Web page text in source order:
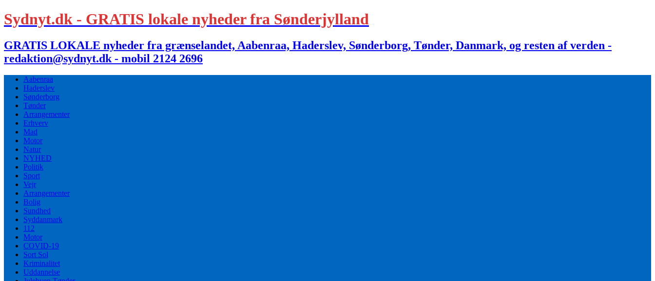
Sydnyt.dk - GRATIS lokale nyheder fra Sønderjylland
GRATIS LOKALE nyheder fra grænselandet, Aabenraa, Haderslev, Sønderborg, Tønder, Danmark, og resten af verden -
redaktion@sydnyt.dk - mobil 2124 2696
Aabenraa
Haderslev
Sønderborg
Tønder
Arrangementer
Erhverv
Mad
Motor
Natur
NYHED
Politik
Sport
Vejr
Arrangementer
Bolig
Sundhed
Syddanmark
112
Motor
COVID-19
Sort Sol
Kriminalitet
Uddannelse